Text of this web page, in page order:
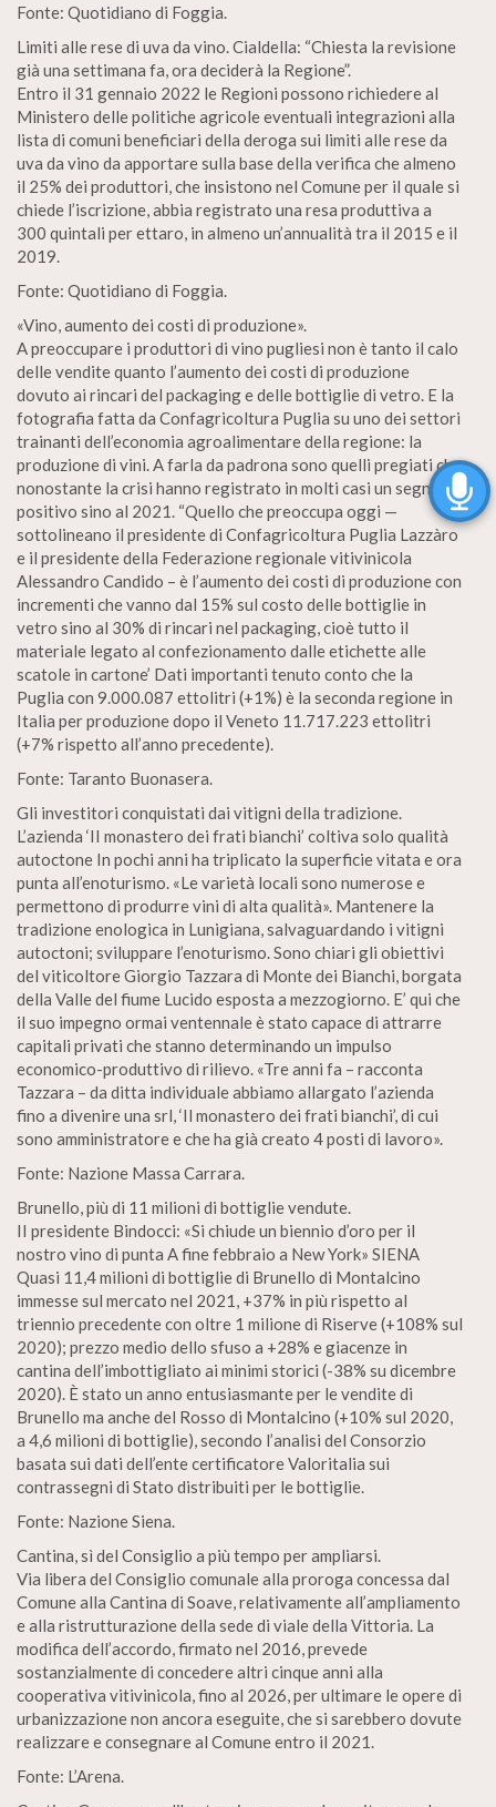
Fonte: Quotidiano di Foggia.
Limiti alle rese di uva da vino. Cialdella: “Chiesta la revisione
già una settimana fa, ora deciderà la Regione”.
Entro il 31 gennaio 2022 le Regioni possono richiedere al
Ministero delle politiche agricole eventuali integrazioni alla
lista di comuni beneficiari della deroga sui limiti alle rese da
uva da vino da apportare sulla base della verifica che almeno
il 25% dei produttori, che insistono nel Comune per il quale si
chiede l’iscrizione, abbia registrato una resa produttiva a
300 quintali per ettaro, in almeno un’annualità tra il 2015 e il
2019.
Fonte: Quotidiano di Foggia.
«Vino, aumento dei costi di produzione».
A preoccupare i produttori di vino pugliesi non è tanto il calo
delle vendite quanto l’aumento dei costi di produzione
dovuto ai rincari del packaging e delle bottiglie di vetro. E la
fotografia fatta da Confagricoltura Puglia su uno dei settori
trainanti dell’economia agroalimentare della regione: la
produzione di vini. A farla da padrona sono quelli pregiati che
nonostante la crisi hanno registrato in molti casi un segno
positivo sino al 2021. “Quello che preoccupa oggi —
sottolineano il presidente di Confagricoltura Puglia Lazzàro
e il presidente della Federazione regionale vitivinicola
Alessandro Candido – è l’aumento dei costi di produzione con
incrementi che vanno dal 15% sul costo delle bottiglie in
vetro sino al 30% di rincari nel packaging, cioè tutto il
materiale legato al confezionamento dalle etichette alle
scatole in cartone’ Dati importanti tenuto conto che la
Puglia con 9.000.087 ettolitri (+1%) è la seconda regione in
Italia per produzione dopo il Veneto 11.717.223 ettolitri
(+7% rispetto all’anno precedente).
Fonte: Taranto Buonasera.
Gli investitori conquistati dai vitigni della tradizione.
L’azienda ‘II monastero dei frati bianchi’ coltiva solo qualità
autoctone In pochi anni ha triplicato la superficie vitata e ora
punta all’enoturismo. «Le varietà locali sono numerose e
permettono di produrre vini di alta qualità». Mantenere la
tradizione enologica in Lunigiana, salvaguardando i vitigni
autoctoni; sviluppare l’enoturismo. Sono chiari gli obiettivi
del viticoltore Giorgio Tazzara di Monte dei Bianchi, borgata
della Valle del fiume Lucido esposta a mezzogiorno. E’ qui che
il suo impegno ormai ventennale è stato capace di attrarre
capitali privati che stanno determinando un impulso
economico-produttivo di rilievo. «Tre anni fa – racconta
Tazzara – da ditta individuale abbiamo allargato l’azienda
fino a divenire una srl, ‘Il monastero dei frati bianchi’, di cui
sono amministratore e che ha già creato 4 posti di lavoro».
Fonte: Nazione Massa Carrara.
Brunello, più di 11 milioni di bottiglie vendute.
II presidente Bindocci: «Si chiude un biennio d’oro per il
nostro vino di punta A fine febbraio a New York» SIENA
Quasi 11,4 milioni di bottiglie di Brunello di Montalcino
immesse sul mercato nel 2021, +37% in più rispetto al
triennio precedente con oltre 1 milione di Riserve (+108% sul
2020); prezzo medio dello sfuso a +28% e giacenze in
cantina dell’imbottigliato ai minimi storici (-38% su dicembre
2020). È stato un anno entusiasmante per le vendite di
Brunello ma anche del Rosso di Montalcino (+10% sul 2020,
a 4,6 milioni di bottiglie), secondo l’analisi del Consorzio
basata sui dati dell’ente certificatore Valoritalia sui
contrassegni di Stato distribuiti per le bottiglie.
Fonte: Nazione Siena.
Cantina, sì del Consiglio a più tempo per ampliarsi.
Via libera del Consiglio comunale alla proroga concessa dal
Comune alla Cantina di Soave, relativamente all’ampliamento
e alla ristrutturazione della sede di viale della Vittoria. La
modifica dell’accordo, firmato nel 2016, prevede
sostanzialmente di concedere altri cinque anni alla
cooperativa vitivinicola, fino al 2026, per ultimare le opere di
urbanizzazione non ancora eseguite, che si sarebbero dovute
realizzare e consegnare al Comune entro il 2021.
Fonte: L’Arena.